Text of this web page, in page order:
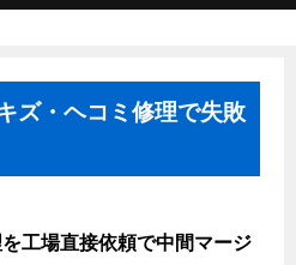
ズ・ヘコミ修理で失敗
を工場直接依頼で中間マージ